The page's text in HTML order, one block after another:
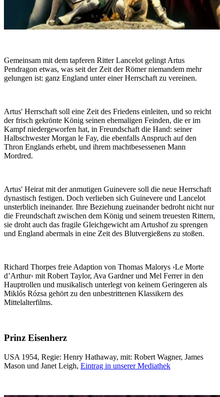
Gemeinsam mit dem tapferen Ritter Lancelot gelingt Artus
Pendragon etwas, was seit der Zeit der Römer niemandem mehr
gelungen ist: ganz England unter einer Herrschaft zu vereinen.
Artus' Herrschaft soll eine Zeit des Friedens einleiten, und so reicht
der frisch gekrönte König seinen ehemaligen Feinden, die er im
Kampf niedergeworfen hat, in Freundschaft die Hand: seiner
Halbschwester Morgan le Fay, die ebenfalls Anspruch auf den
Thron Englands erhebt, und ihrem machtbesessenen Mann
Mordred.
Artus' Heirat mit der anmutigen Guinevere soll die neue Herrschaft
dynastisch festigen. Doch verlieben sich Guinevere und Lancelot
unsterblich ineinander. Ihre Beziehung zueinander bedroht nicht nur
die Freundschaft zwischen dem König und seinem treuesten Rittern,
sie droht auch das fragile Gleichgewicht am Artushof zu sprengen
und England abermals in eine Zeit des Blutvergießens zu stoßen.
Richard Thorpes freie Adaption von Thomas Malorys ›Le Morte
d’Arthur‹ mit Robert Taylor, Ava Gardner und Mel Ferrer in den
Hauptrollen und musikalisch unterlegt von keinem Geringeren als
Miklós Rózsa gehört zu den unbestrittenen Klassikern des
Mittelalterfilms.
Prinz Eisenherz
USA 1954, Regie: Henry Hathaway, mit: Robert Wagner, James
Mason und Janet Leigh, Eintrag in unserer Mediathek